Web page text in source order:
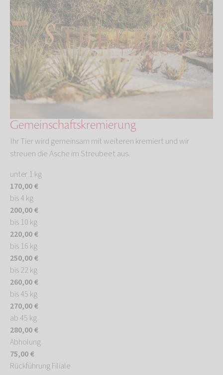
Gemeinschaftskremierung
Ihr Tier wird gemeinsam mit weiteren kremiert und wir
streuen die Asche im Streubeet aus.
unter 1 kg
170,00 €
bis 4 kg
200,00 €
bis 10 kg
220,00 €
bis 16 kg
250,00 €
bis 22 kg
260,00 €
bis 45 kg
270,00 €
ab 45 kg
280,00 €
Abholung
75,00 €
Rückführung Filiale